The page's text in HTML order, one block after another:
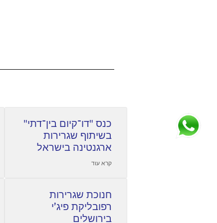
כנס "דו־קיום בין־דתי"
בשיתוף שגרירות
ארגנטינה בישראל
קרא עוד
חנוכת שגרירות
רפובליקת פיג’י
בירושלים